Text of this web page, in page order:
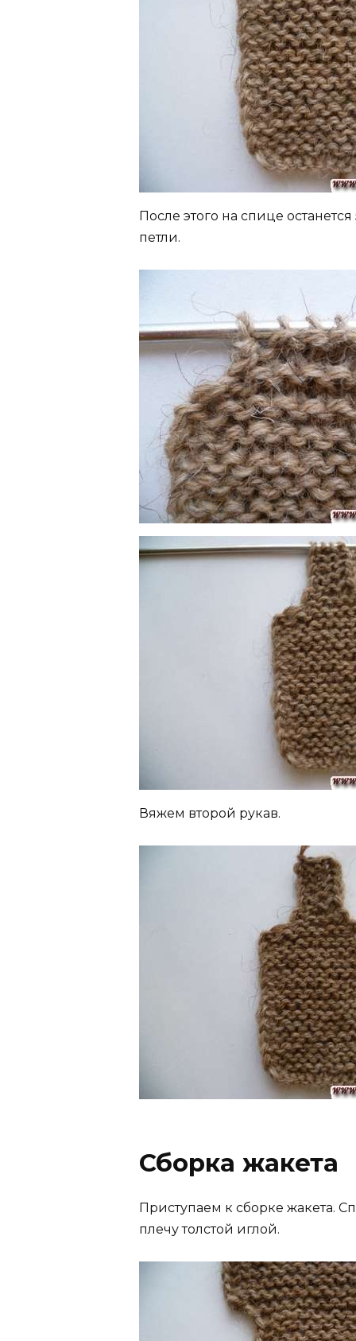
После этого на спице
петли.
Вяжем второй рукав.
Сборка жакета
Приступаем к сборке жакета.
плечу толстой иглой.